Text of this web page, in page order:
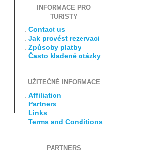
INFORMACE PRO
TURISTY
Contact us
Jak provést rezervaci
Způsoby platby
Často kladené otázky
UŽITEČNÉ INFORMACE
Affiliation
Partners
Links
Terms and Conditions
PARTNERS